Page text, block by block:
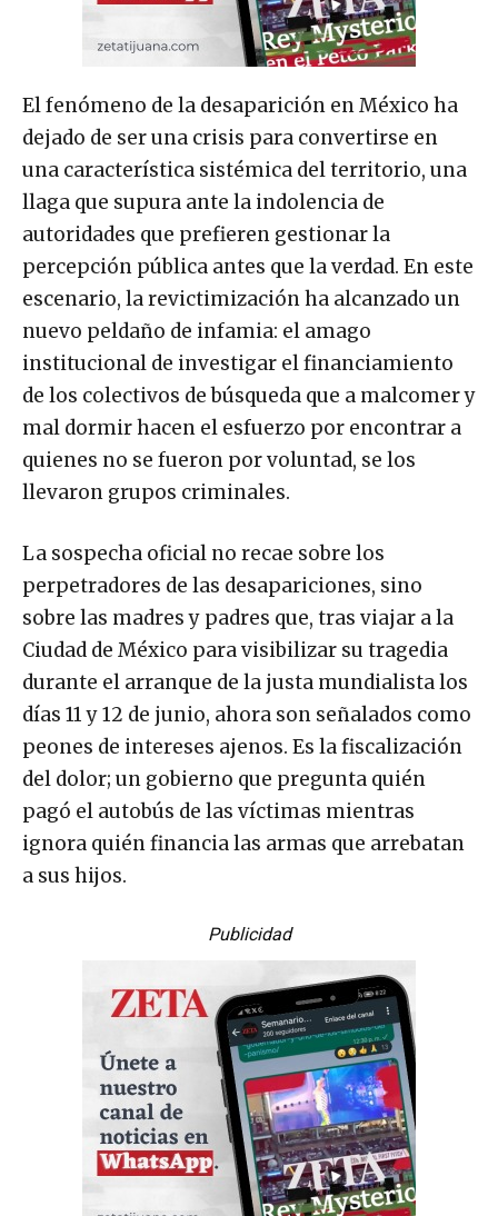
El fenómeno de la desaparición en México ha
dejado de ser una crisis para convertirse en
una característica sistémica del territorio, una
llaga que supura ante la indolencia de
autoridades que prefieren gestionar la
percepción pública antes que la verdad. En este
escenario, la revictimización ha alcanzado un
nuevo peldaño de infamia: el amago
institucional de investigar el financiamiento
de los colectivos de búsqueda que a malcomer y
mal dormir hacen el esfuerzo por encontrar a
quienes no se fueron por voluntad, se los
llevaron grupos criminales.
La sospecha oficial no recae sobre los
perpetradores de las desapariciones, sino
sobre las madres y padres que, tras viajar a la
Ciudad de México para visibilizar su tragedia
durante el arranque de la justa mundialista los
días 11 y 12 de junio, ahora son señalados como
peones de intereses ajenos. Es la fiscalización
del dolor; un gobierno que pregunta quién
pagó el autobús de las víctimas mientras
ignora quién financia las armas que arrebatan
a sus hijos.
Publicidad